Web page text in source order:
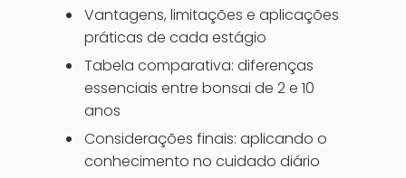
Vantagens, limitações e aplicações
práticas de cada estágio
Tabela comparativa: diferenças
essenciais entre bonsai de 2 e 10
anos
Considerações finais: aplicando o
conhecimento no cuidado diário